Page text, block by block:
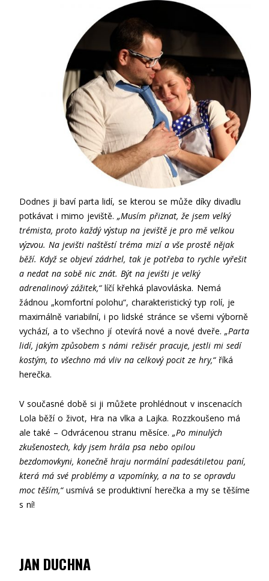
Dodnes ji baví parta lidí, se kterou se může díky divadlu
potkávat i mimo jeviště.„Musím přiznat, že jsem velký
trémista, proto každý výstup na jeviště je pro mě velkou
výzvou. Na jevišti naštěstí tréma mizí a vše prostě nějak
běží. Když se objeví zádrhel, tak je potřeba to rychle vyřešit
a nedat na sobě nic znát. Být na jevišti je velký
adrenalinový zážitek,“líčí křehká plavovláska. Nemá
žádnou „komfortní polohu“, charakteristický typ rolí, je
maximálně variabilní, i po lidské stránce se všemi výborně
vychází, a to všechno jí otevírá nové a nové dveře. „Parta
lidí, jakým způsobem s námi režisér pracuje, jestli mi sedí
kostým, to všechno má vliv na celkový pocit ze hry,“ říká
herečka.
V současné době si ji můžete prohlédnout v inscenacích
Lola běží o život, Hra na vlka a Lajka. Rozzkoušeno má
ale také – Odvrácenou stranu měsíce. „Po minulých
zkušenostech, kdy jsem hrála psa nebo opilou
bezdomovkyni, konečně hraju normální padesátiletou paní,
která má své problémy a vzpomínky, a na to se opravdu
moc těším,“usmívá se produktivní herečka a my se těšíme
s ní!
JAN DUCHNA